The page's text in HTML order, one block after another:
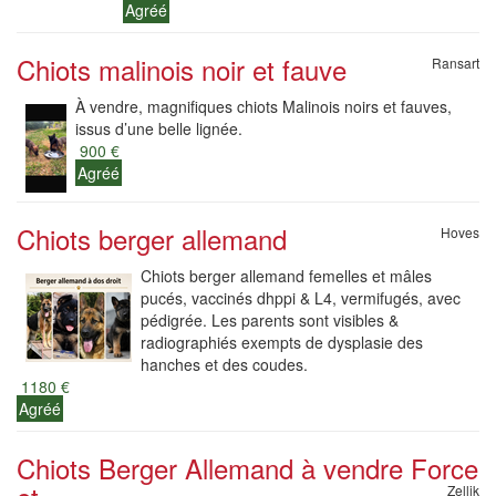
Agréé
Chiots malinois noir et fauve Ransart
À vendre, magnifiques chiots Malinois noirs et fauves,
issus d’une belle lignée.
900 €
Agréé
Chiots berger allemand Hoves
Chiots berger allemand femelles et mâles
pucés, vaccinés dhppi & L4, vermifugés, avec
pédigrée. Les parents sont visibles &
radiographiés exempts de dysplasie des
hanches et des coudes.
1180 €
Agréé
Chiots Berger Allemand à vendre Force
Zellik